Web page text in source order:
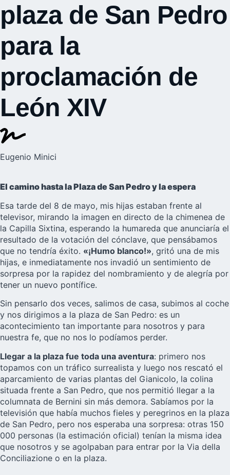
plaza de San Pedro
para la
proclamación de
León XIV
Eugenio Minici
El camino hasta la Plaza de San Pedro y la espera
Esa tarde del 8 de mayo, mis hijas estaban frente al
televisor, mirando la imagen en directo de la chimenea de
la Capilla Sixtina, esperando la humareda que anunciaría el
resultado de la votación del cónclave, que pensábamos
que no tendría éxito. «¡Humo blanco!», gritó una de mis
hijas, e inmediatamente nos invadió un sentimiento de
sorpresa por la rapidez del nombramiento y de alegría por
tener un nuevo pontífice.
Sin pensarlo dos veces, salimos de casa, subimos al coche
y nos dirigimos a la plaza de San Pedro: es un
acontecimiento tan importante para nosotros y para
nuestra fe, que no nos lo podíamos perder.
Llegar a la plaza fue toda una aventura: primero nos
topamos con un tráfico surrealista y luego nos rescató el
aparcamiento de varias plantas del Gianicolo, la colina
situada frente a San Pedro, que nos permitió llegar a la
columnata de Bernini sin más demora. Sabíamos por la
televisión que había muchos fieles y peregrinos en la plaza
de San Pedro, pero nos esperaba una sorpresa: otras 150
000 personas (la estimación oficial) tenían la misma idea
que nosotros y se agolpaban para entrar por la Via della
Conciliazione o en la plaza.